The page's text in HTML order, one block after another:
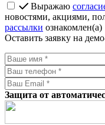
Выражаю
новостями, акциями,
рассылки ознакомлен(а)
Оставить заявку на
Защита от